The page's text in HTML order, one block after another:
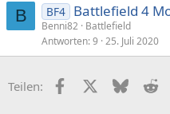
B BF4 Battlefield 4
Benni82 Battlefield
Antworten 9 25. Juli 2020
Teilen: FacebookX (Twitter)
Bluesky